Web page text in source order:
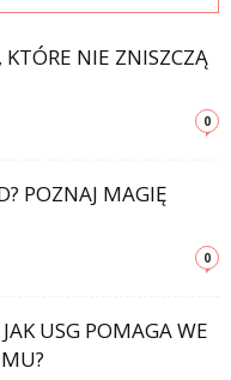
KTÓRE NIE ZNISZCZĄ
0
POZNAJ MAGIĘ
0
USG POMAGA WE